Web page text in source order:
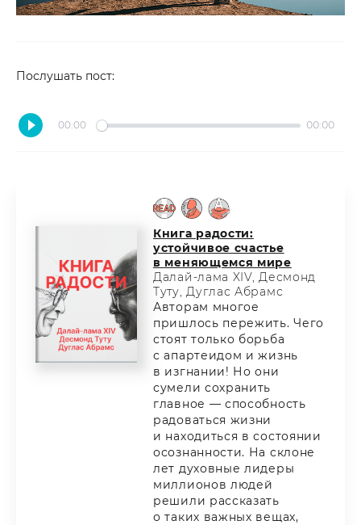
Послушать пост:
00:00 00:00
Книга радости:
устойчивое счастье
в меняющемся мире
Далай-лама XIV, Десмонд
Туту, Дуглас Абрамс
Авторам многое
пришлось пережить. Чего
стоят только борьба
с апартеидом и жизнь
в изгнании! Но они
сумели сохранить
главное — способность
радоваться жизни
и находиться в состоянии
осознанности. На склоне
лет духовные лидеры
миллионов людей
решили рассказать
о таких важных вещах,